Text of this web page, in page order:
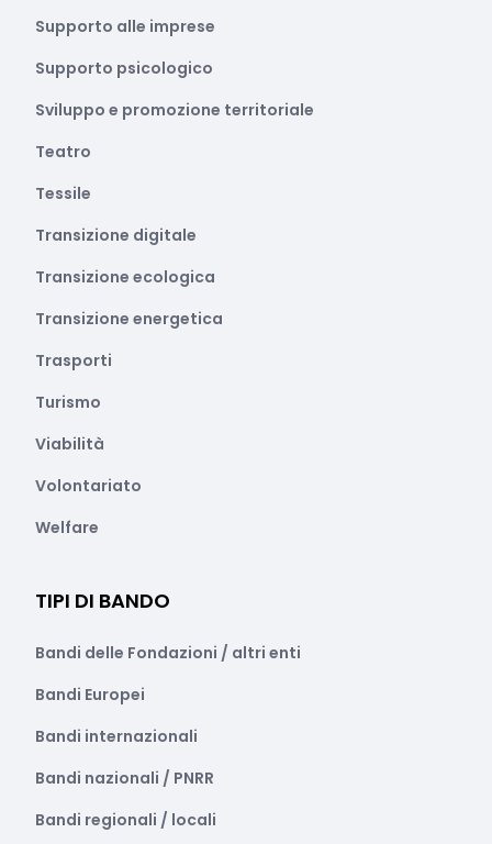
Supporto alle imprese
Supporto psicologico
Sviluppo e promozione territoriale
Teatro
Tessile
Transizione digitale
Transizione ecologica
Transizione energetica
Trasporti
Turismo
Viabilità
Volontariato
Welfare
TIPI DI BANDO
Bandi delle Fondazioni / altri enti
Bandi Europei
Bandi internazionali
Bandi nazionali / PNRR
Bandi regionali / locali